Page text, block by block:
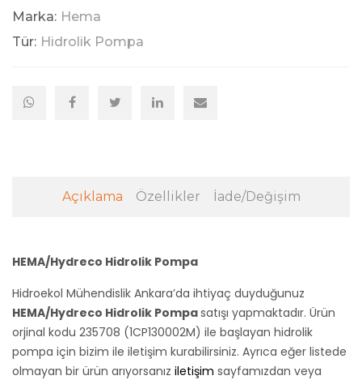
Marka: Hema
Tür: Hidrolik Pompa
Açıklama Özellikler İade/Değişim
HEMA/Hydreco Hidrolik Pompa
Hidroekol Mühendislik Ankara’da ihtiyaç duyduğunuz
HEMA/Hydreco Hidrolik Pompasatışı yapmaktadır. Ürün
orjinal kodu 235708 (1CP130002M) ile başlayan hidrolik
pompa için bizim ile iletişim kurabilirsiniz. Ayrıca eğer listede
olmayan bir ürün arıyorsanız iletişim sayfamızdan veya